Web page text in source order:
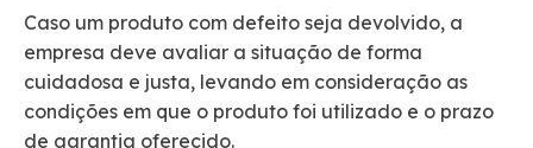
Caso um produto com defeito seja devolvido, a
empresa deve avaliar a situação de forma
cuidadosa e justa, levando em consideração as
condições em que o produto foi utilizado e o prazo
de garantia oferecido.